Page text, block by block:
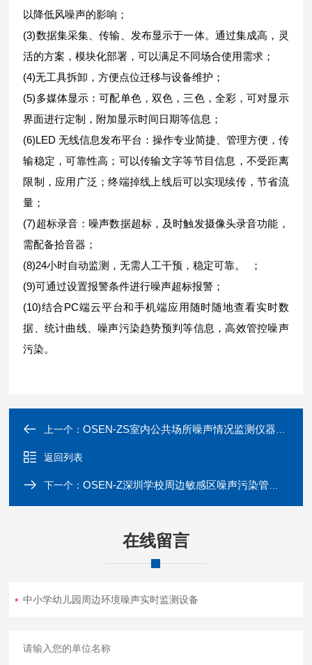
以降低风噪声的影响；
(3)数据集采集、传输、发布显示于一体。通过集成高，灵
活的方案，模块化部署，可以满足不同场合使用需求；
(4)无工具拆卸，方便点位迁移与设备维护；
(5)多媒体显示：可配单色，双色，三色，全彩，可对显示
界面进行定制，附加显示时间日期等信息；
(6)LED 无线信息发布平台：操作专业简捷、管理方便，传
输稳定，可靠性高；可以传输文字等节目信息，不受距离
限制，应用广泛；终端掉线上线后可以实现续传，节省流
量；
(7)超标录音：噪声数据超标，及时触发摄像头录音功能，
需配备拾音器；
(8)24小时自动监测，无需人工干预，稳定可靠。 ；
(9)可通过设置报警条件进行噪声超标报警；
(10)结合PC端云平台和手机端应用随时随地查看实时数
据、统计曲线、噪声污染趋势预判等信息，高效管控噪声
污染。
上一个：OSEN-ZS室内公共场所噪声情况监测仪器30dB~130dB
返回列表
下一个：OSEN-Z深圳学校周边敏感区噪声污染管控系统
在线留言